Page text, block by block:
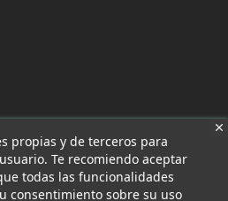
propias y de terceros para
Te recomiendo aceptar
todas las funcionalidades
consentimiento sobre su uso
todo